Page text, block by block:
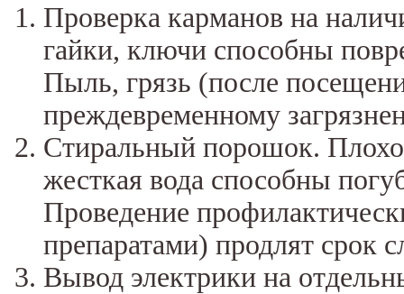
Проверка карманов на
гайки, ключи способны
Пыль, грязь (после
преждевременному
Стиральный порошок.
жесткая вода способны
Проведение
препаратами) продлят срок
Вывод электрики на